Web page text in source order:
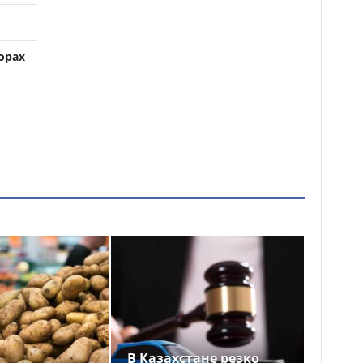
В Казахстане резко